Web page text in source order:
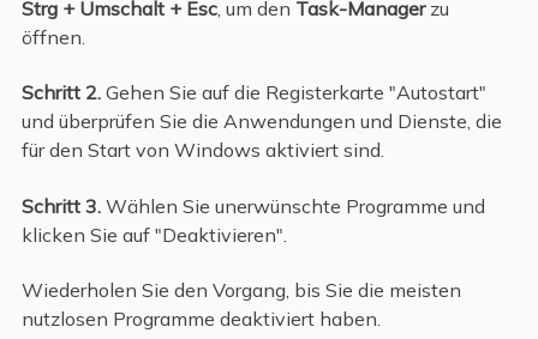
Strg + Umschalt + Esc, um den Task-Managerzu
öffnen.
Schritt 2. Gehen Sie auf die Registerkarte "Autostart"
und überprüfen Sie die Anwendungen und Dienste, die
für den Start von Windows aktiviert sind.
Schritt 3. Wählen Sie unerwünschte Programme und
klicken Sie auf "Deaktivieren".
Wiederholen Sie den Vorgang, bis Sie die meisten
nutzlosen Programme deaktiviert haben.